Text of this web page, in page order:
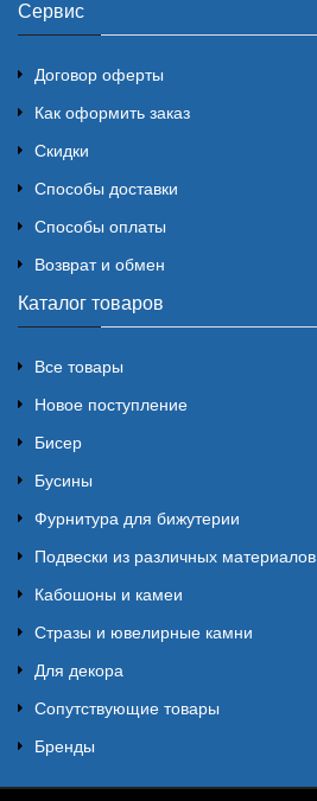
Сервис
Договор оферты
Как оформить заказ
Скидки
Способы доставки
Способы оплаты
Возврат и обмен
Каталог товаров
Все товары
Новое поступление
Бисер
Бусины
Фурнитура для бижутерии
Подвески из различных материалов
Кабошоны и камеи
Стразы и ювелирные камни
Для декора
Сопутствующие товары
Бренды